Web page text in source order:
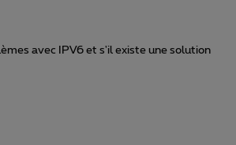
avec IPV6 et s'il existe une solution